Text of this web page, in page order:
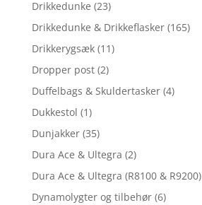
Drikkedunke (23)
Drikkedunke & Drikkeflasker (165)
Drikkerygsæk (11)
Dropper post (2)
Duffelbags & Skuldertasker (4)
Dukkestol (1)
Dunjakker (35)
Dura Ace & Ultegra (2)
Dura Ace & Ultegra (R8100 & R9200)
Dynamolygter og tilbehør (6)